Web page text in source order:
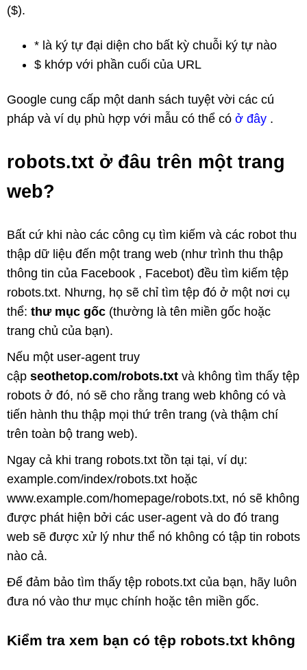
($).
* là ký tự đại diện cho bất kỳ chuỗi ký tự nào
$ khớp với phần cuối của URL
Google cung cấp một danh sách tuyệt vời các cú
pháp và ví dụ phù hợp với mẫu có thể có ở đây .
robots.txt ở đâu trên một trang
web?
Bất cứ khi nào các công cụ tìm kiếm và các robot thu
thập dữ liệu đến một trang web (như trình thu thập
thông tin của Facebook , Facebot) đều tìm kiếm tệp
robots.txt. Nhưng, họ sẽ chỉ tìm tệp đó ở một nơi cụ
thể: thư mục gốc (thường là tên miền gốc hoặc
trang chủ của bạn).
Nếu một user-agent truy
cập seothetop.com/robots.txt và không tìm thấy tệp
robots ở đó, nó sẽ cho rằng trang web không có và
tiến hành thu thập mọi thứ trên trang (và thậm chí
trên toàn bộ trang web).
Ngay cả khi trang robots.txt tồn tại tại, ví dụ:
example.com/index/robots.txt hoặc
www.example.com/homepage/robots.txt, nó sẽ không
được phát hiện bởi các user-agent và do đó trang
web sẽ được xử lý như thể nó không có tập tin robots
nào cả.
Để đảm bảo tìm thấy tệp robots.txt của bạn, hãy luôn
đưa nó vào thư mục chính hoặc tên miền gốc.
Kiểm tra xem bạn có tệp robots.txt không